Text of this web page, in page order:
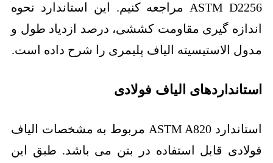
ASTM D2256 مراجعه کنیم. این استاندارد نحوه
اندازه گیری مقاومت کششی، درصد ازدیاد طول و
مدول الاستیسیته الیاف پلیمری را شرح داده است.
استانداردهای الیاف فولادی
استاندارد ASTM A820 مربوط به مشخصات الیاف
فولادی قابل استفاده در بتن می باشد. طبق این